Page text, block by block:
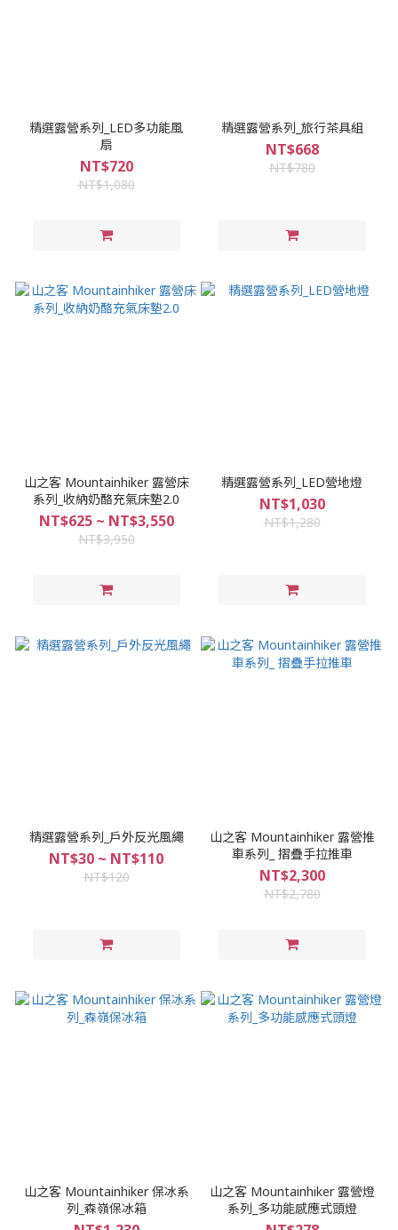
精選露營系列_LED多功能風
扇
NT$720
NT$1,080
精選露營系列_旅行茶具組
NT$668
NT$780
山之客 Mountainhiker 露營床
系列_收納奶酪充氣床墊2.0
NT$625 ~ NT$3,550
NT$3,950
精選露營系列_LED營地燈
NT$1,030
NT$1,280
精選露營系列_戶外反光風繩
NT$30 ~ NT$110
NT$120
山之客 Mountainhiker 露營推
車系列_ 摺疊手拉推車
NT$2,300
NT$2,780
山之客 Mountainhiker 保冰系
列_森嶺保冰箱
山之客 Mountainhiker 露營燈
系列_多功能感應式頭燈